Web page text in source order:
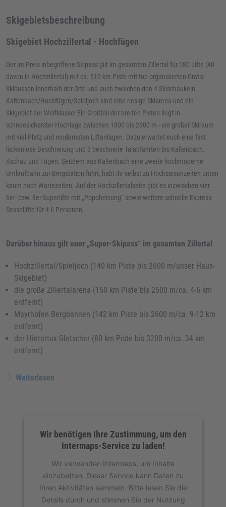
Skigebietsbeschreibung
Skigebiet Hochzillertal - Hochfügen
Der im Preis inbegriffene Skipass gilt im gesamten Zillertal für 180 Lifte (48
davon in Hochzillertal) mit ca. 510 km Piste mit top organisierten Gratis-
Skibussen innerhalb der Orte und auch zwischen den 4 Skischaukeln.
Kaltenbach/Hochfügen/Spieljoch sind eine riesige Skiarena und ein
Skigebiet der Weltklasse! Ein Großteil der breiten Pisten liegt in
schneesicherster Hochlage zwischen 1800 bis 2600 m - ein großer Skiraum
mit viel Platz und modernsten Liftanlagen. Dazu erwartet euch eine fast
lückenlose Beschneiung und 3 beschneite Talabfahrten bis Kaltenbach,
Aschau und Fügen. Seitdem aus Kaltenbach eine zweite hochmoderne
Umlaufbahn zur Bergstation führt, habt ihr selbst zu Hochsaisonzeiten unten
kaum noch Wartezeiten. Auf der Hochzillertalseite gibt es inzwischen vier
6er- bzw. 8er-Superlifte mit „Popoheizung“ sowie weitere schnelle Express-
Sessellifte für 4-6 Personen.
Darüber hinaus gilt euer „Super-Skipass“ im gesamten Zillertal
Hochzillertal/Spieljoch (140 km Piste bis 2600 m/unser Haus-
Skigebiet)
die große Zillertalarena (150 km Piste bis 2500 m/ca. 4-6 km
entfernt)
Mayrhofen Bergbahnen (142 km Piste bis 2600 m/ca. 9-12 km
entfernt)
der Hintertux-Gletscher (80 km Piste bis 3200 m/ca. 34 km
entfernt)
Weiterlesen
Wir benötigen Ihre Zustimmung, um den
Intermaps-Service zu laden!
Wir verwenden Intermaps, um Inhalte
einzubetten. Dieser Service kann Daten zu
Ihren Aktivitäten sammeln. Bitte lesen Sie die
Details durch und stimmen Sie der Nutzung